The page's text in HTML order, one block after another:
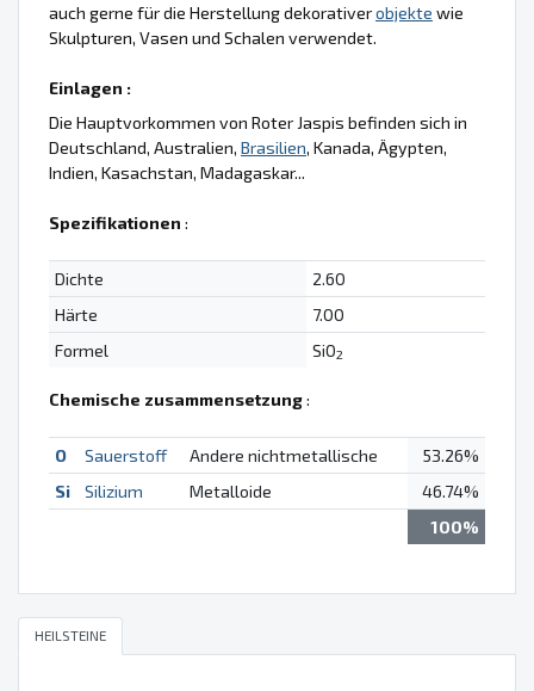
auch gerne für die Herstellung dekorativerobjekte wie
Skulpturen, Vasen und Schalen verwendet.
Einlagen :
Die Hauptvorkommen von Roter Jaspis befinden sich in
Deutschland, Australien, Brasilien, Kanada, Ägypten,
Indien, Kasachstan, Madagaskar...
Spezifikationen :
Dichte
2.60
Härte
7.00
Formel
SiO2
Chemische zusammensetzung:
O Sauerstoff Andere nichtmetallische
53.26%
Si
Silizium Metalloide
46.74%
100%
HEILSTEINE